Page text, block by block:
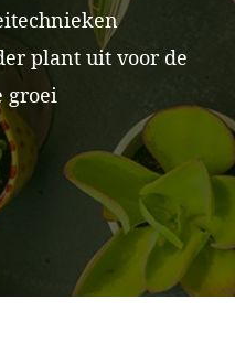
plant uit voor de
groei